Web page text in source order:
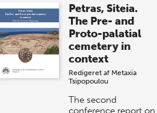
Petras, Siteia.
The Pre- and
Proto-palatial
cemetery in
context
Redigeret af Metaxia
Tsipopoulou
The second
conference report on